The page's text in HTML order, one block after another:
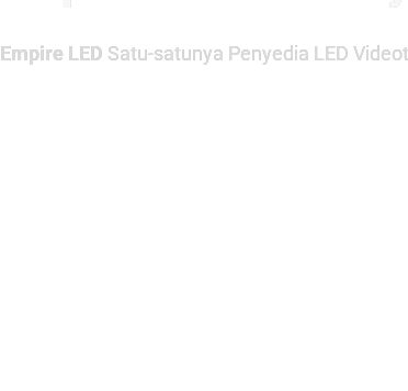
Empire LED Satu-satunya Penyedia LED